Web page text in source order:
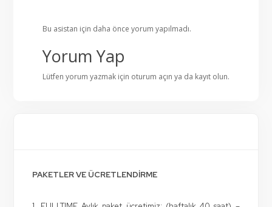
Bu asistan için daha önce yorum yapılmadı.
Yorum Yap
Lütfen yorum yazmak için oturum açın ya da kayıt olun.
PAKETLER VE ÜCRETLENDİRME